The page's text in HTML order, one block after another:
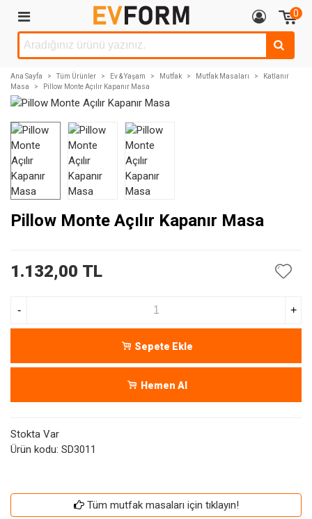
0
Ana Sayfa > Tüm Ürünler > Ev & Yaşam > Mutfak > Mutfak Masaları >
Katlanır
Masa
> Pillow Monte Açılır Kapanır Masa
Pillow Monte Açılır Kapanır Masa
1.132,00 TL
- +
Sepete Ekle
Hemen Al
Stokta Var
Ürün kodu: SD3011
Tüm mutfak masaları için tıklayın!